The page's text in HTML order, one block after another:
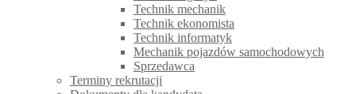
Technik mechanik
Technik ekonomista
Technik informatyk
Mechanik pojazdów samochodowych
Sprzedawca
Terminy rekrutacji